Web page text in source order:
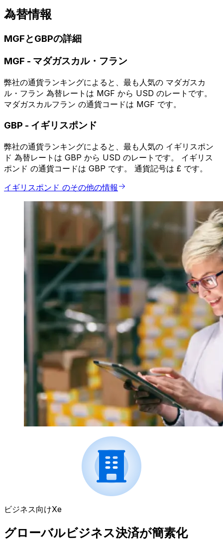
為替情報
MGFとGBPの詳細
MGF - マダガスカル・フラン
弊社の通貨ランキングによると、最も人気の マダガスカ
ル・フラン 為替レートは MGF から USD のレートです。
マダガスカルフラン の通貨コードは MGF です。
GBP - イギリスポンド
弊社の通貨ランキングによると、最も人気の イギリスポン
ド 為替レートは GBP から USD のレートです。 イギリス
ポンド の通貨コードは GBP です。 通貨記号は £ です。
イギリスポンド のその他の情報
ビジネス向けXe
グローバルビジネス決済が簡素化